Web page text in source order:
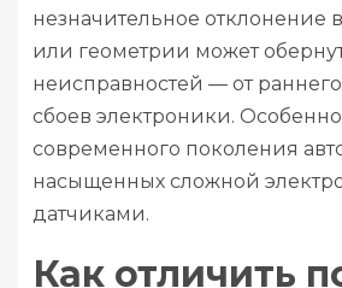
незначительное отклонение
или геометрии может
неисправностей — от
сбоев электроники. Особенно
современного поколения
насыщенных сложной
датчиками.
Как отличить